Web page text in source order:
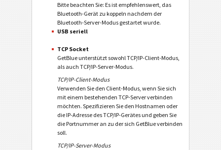
Bitte beachten Sie: Es ist empfehlenswert, das
Bluetooth-Gerät zu koppeln nachdem der
Bluetooth-Server-Modus gestartet wurde.
USB seriell
TCP Socket
GetBlue unterstützt sowohl TCP/IP-Client-Modus,
als auch TCP/IP-Server-Modus.
TCP/IP-Client-Modus
Verwenden Sie den Client-Modus, wenn Sie sich
mit einem bestehenden TCP-Server verbinden
möchten. Spezifizieren Sie den Hostnamen oder
die IP-Adresse des TCP/IP-Gerätes und geben Sie
die Portnummer an zu der sich GetBlue verbinden
soll.
TCP/IP-Server-Modus